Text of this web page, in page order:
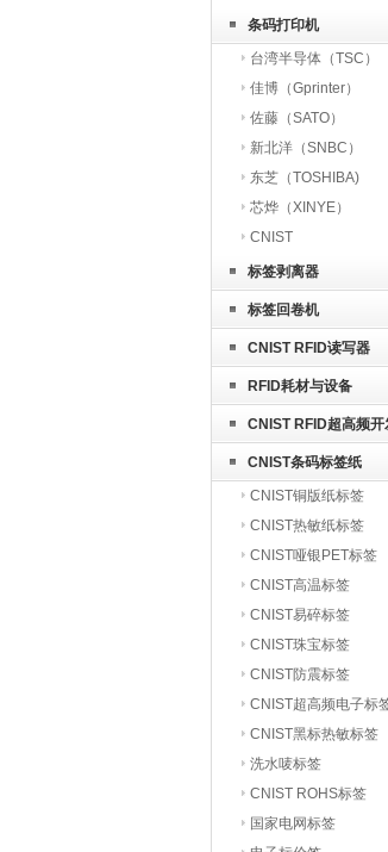
条码打印机
台湾半导体（TSC）
佳博（Gprinter）
佐藤（SATO）
新北洋（SNBC）
东芝（TOSHIBA)
芯烨（XINYE）
CNIST
标签剥离器
标签回卷机
CNIST RFID读写器
RFID耗材与设备
CNIST RFID超高频开
件
CNIST条码标签纸
CNIST铜版纸标签
CNIST热敏纸标签
CNIST哑银PET标签
CNIST高温标签
CNIST易碎标签
CNIST珠宝标签
CNIST防震标签
CNIST超高频电子标
CNIST黑标热敏标签
洗水唛标签
CNIST ROHS标签
国家电网标签